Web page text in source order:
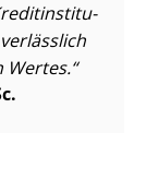
Wertes.